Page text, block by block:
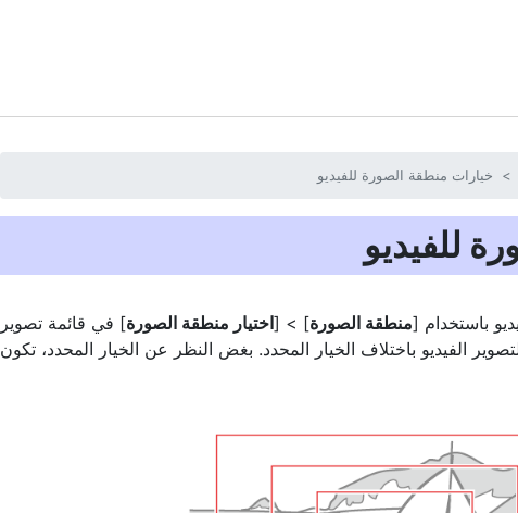
خيارات منطقة الصورة للفيديو
للفيديو
باستخدام [منطقة الصورة] > [اختيار منطقة الصورة] في قائمة تصوير
الفيديو باختلاف الخيار المحدد. بغض النظر عن الخيار المحدد، تكون